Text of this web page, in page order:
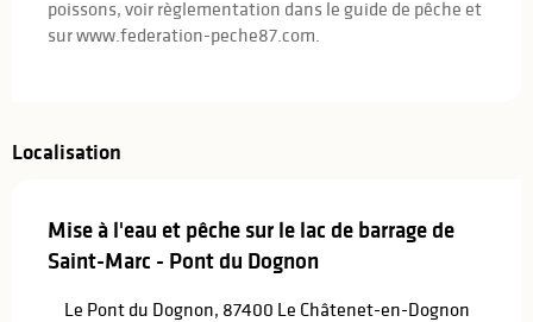
poissons, voir règlementation dans le guide de pêche et
sur www.federation-peche87.com.
Localisation
Mise à l'eau et pêche sur le lac de barrage de
Saint-Marc - Pont du Dognon
Le Pont du Dognon, 87400 Le Châtenet-en-Dognon